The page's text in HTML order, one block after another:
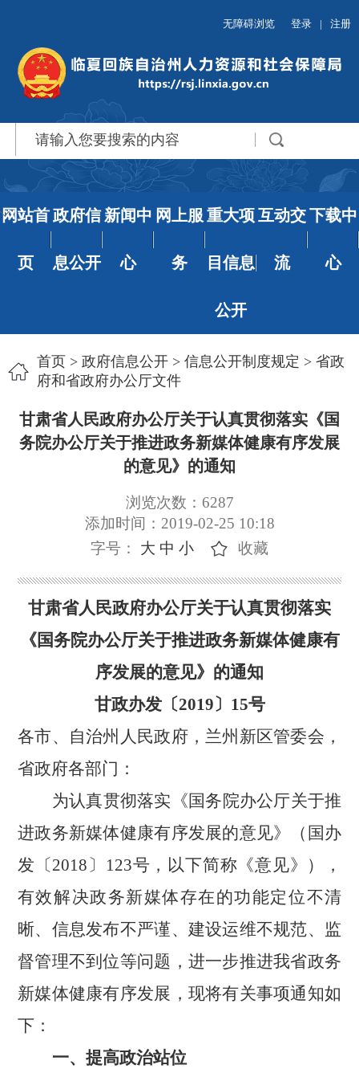
无障碍浏览 登录 | 注册
网站首
页
政府信
息公开
新闻中
心
网上服
务
重大项
目信息
公开
互动交
流
下载中
心
首页> 政府信息公开> 信息公开制度规定 > 省政
府和省政府办公厅文件
甘肃省人民政府办公厅关于认真贯彻落实《国
务院办公厅关于推进政务新媒体健康有序发展
的意见》的通知
浏览次数： 6287
添加时间：2019-02-25 10:18
字号： 大 中 小 收藏
甘肃省人民政府办公厅关于认真贯彻落实
《国务院办公厅关于推进政务新媒体健康有
序发展的意见》的通知
甘政办发〔2019〕15号
各市、自治州人民政府，兰州新区管委会，
省政府各部门：
为认真贯彻落实《国务院办公厅关于推
进政务新媒体健康有序发展的意见》（国办
发〔2018〕123号，以下简称《意见》），
有效解决政务新媒体存在的功能定位不清
晰、信息发布不严谨、建设运维不规范、监
督管理不到位等问题，进一步推进我省政务
新媒体健康有序发展，现将有关事项通知如
下：
一、提高政治站位